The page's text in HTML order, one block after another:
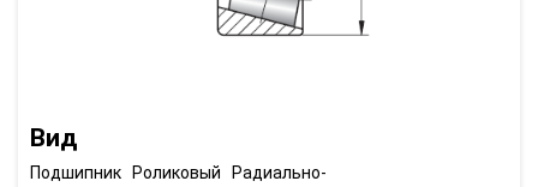
Вид
Подшипник Роликовый Радиально-